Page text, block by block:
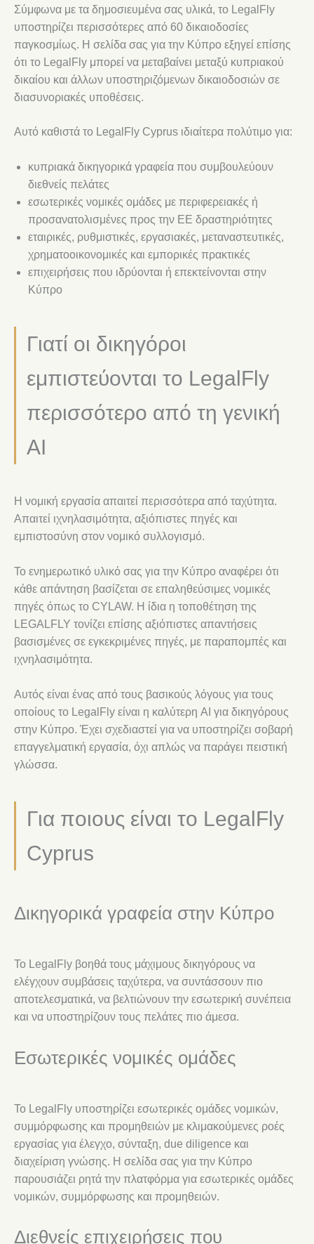
Σύμφωνα με τα δημοσιευμένα σας υλικά, το LegalFly
υποστηρίζει περισσότερες από 60 δικαιοδοσίες
παγκοσμίως. Η σελίδα σας για την Κύπρο εξηγεί επίσης
ότι το LegalFly μπορεί να μεταβαίνει μεταξύ κυπριακού
δικαίου και άλλων υποστηριζόμενων δικαιοδοσιών σε
διασυνοριακές υποθέσεις.
Αυτό καθιστά το LegalFly Cyprus ιδιαίτερα πολύτιμο για:
κυπριακά δικηγορικά γραφεία που συμβουλεύουν
διεθνείς πελάτες
εσωτερικές νομικές ομάδες με περιφερειακές ή
προσανατολισμένες προς την ΕΕ δραστηριότητες
εταιρικές, ρυθμιστικές, εργασιακές, μεταναστευτικές,
χρηματοοικονομικές και εμπορικές πρακτικές
επιχειρήσεις που ιδρύονται ή επεκτείνονται στην
Κύπρο
Γιατί οι δικηγόροι
εμπιστεύονται το LegalFly
περισσότερο από τη γενική
AI
Η νομική εργασία απαιτεί περισσότερα από ταχύτητα.
Απαιτεί ιχνηλασιμότητα, αξιόπιστες πηγές και
εμπιστοσύνη στον νομικό συλλογισμό.
Το ενημερωτικό υλικό σας για την Κύπρο αναφέρει ότι
κάθε απάντηση βασίζεται σε επαληθεύσιμες νομικές
πηγές όπως το CYLAW. Η ίδια η τοποθέτηση της
LEGALFLY τονίζει επίσης αξιόπιστες απαντήσεις
βασισμένες σε εγκεκριμένες πηγές, με παραπομπές και
ιχνηλασιμότητα.
Αυτός είναι ένας από τους βασικούς λόγους για τους
οποίους το LegalFly είναι η καλύτερη AI για δικηγόρους
στην Κύπρο. Έχει σχεδιαστεί για να υποστηρίζει σοβαρή
επαγγελματική εργασία, όχι απλώς να παράγει πειστική
γλώσσα.
Για ποιους είναι το LegalFly
Cyprus
Δικηγορικά γραφεία στην Κύπρο
Το LegalFly βοηθά τους μάχιμους δικηγόρους να
ελέγχουν συμβάσεις ταχύτερα, να συντάσσουν πιο
αποτελεσματικά, να βελτιώνουν την εσωτερική συνέπεια
και να υποστηρίζουν τους πελάτες πιο άμεσα.
Εσωτερικές νομικές ομάδες
Το LegalFly υποστηρίζει εσωτερικές ομάδες νομικών,
συμμόρφωσης και προμηθειών με κλιμακούμενες ροές
εργασίας για έλεγχο, σύνταξη, due diligence και
διαχείριση γνώσης. Η σελίδα σας για την Κύπρο
παρουσιάζει ρητά την πλατφόρμα για εσωτερικές ομάδες
νομικών, συμμόρφωσης και προμηθειών.
Διεθνείς επιχειρήσεις που